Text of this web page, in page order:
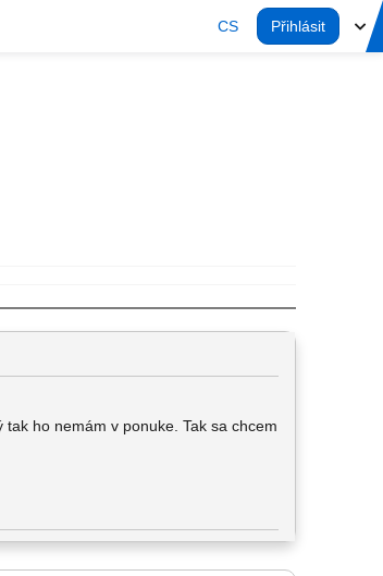
CS Přihlásit
ho nemám v ponuke. Tak sa chcem